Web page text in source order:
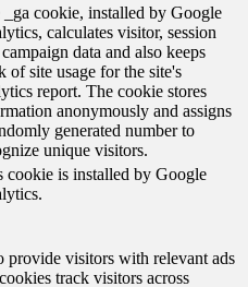
_ga cookie, installed by Google
calculates visitor, session
data and also keeps
of site usage for the site's
report. The cookie stores
anonymously and assigns
generated number to
unique visitors.
cookie is installed by Google
provide visitors with relevant ads
track visitors across